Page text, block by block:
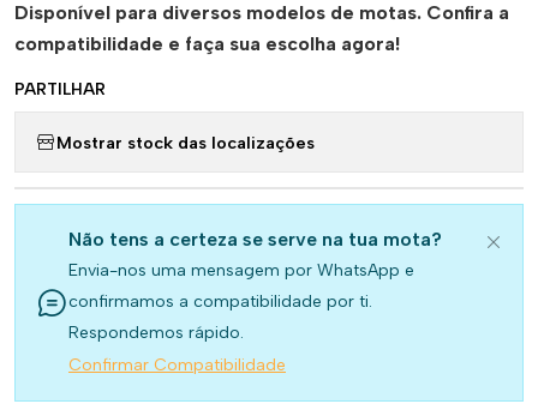
Disponível para diversos modelos de motas. Confira a
compatibilidade e faça sua escolha agora!
PARTILHAR
Mostrar stock das localizações
Não tens a certeza se serve na tua mota?
Envia-nos uma mensagem por WhatsApp e
confirmamos a compatibilidade por ti.
Respondemos rápido.
Confirmar Compatibilidade